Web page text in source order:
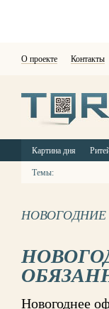
О проекте Контакты
Картина дня
Темы:
Новогоднее